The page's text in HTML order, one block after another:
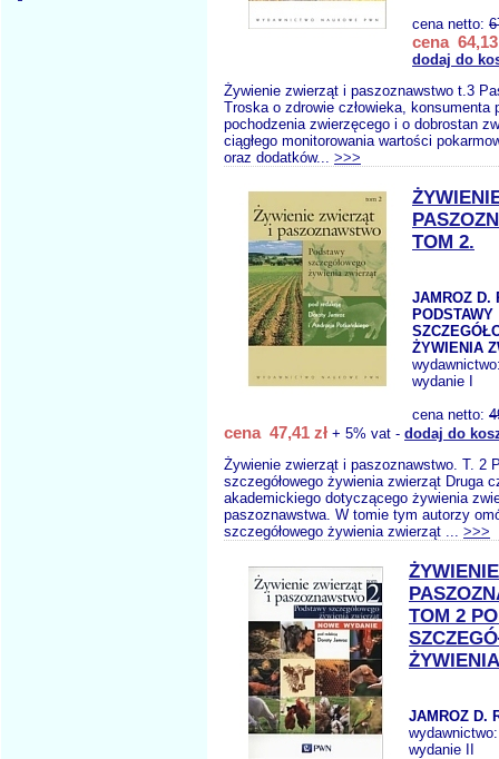
cena netto:
cena 64,13
dodaj do
Żywienie zwierząt i paszoznawstwo t.3
Troska o zdrowie człowieka, konsumenta
pochodzenia zwierzęcego i o dobrostan
ciągłego monitorowania wartości
oraz dodatków... >>>
TOM 2.
JAMROZ D.
PODSTAWY
ŻYWIENIA
wydanie I
cena netto:
cena 47,41 zł + 5% vat - dodaj do
Żywienie zwierząt i paszoznawstwo. T. 2
szczegółowego żywienia zwierząt Druga
akademickiego dotyczącego żywienia
paszoznawstwa. W tomie tym autorzy
szczegółowego żywienia zwierząt ... >>>
TOM 2
JAMROZ D.
wydanie II